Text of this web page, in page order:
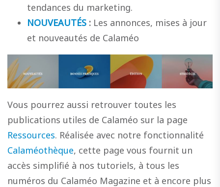
tendances du marketing.
NOUVEAUTÉS : Les annonces, mises à jour
et nouveautés de Calaméo
Vous pourrez aussi retrouver toutes les
publications utiles de Calaméo sur la page
Ressources. Réalisée avec notre fonctionnalité
Calaméothèque, cette page vous fournit un
accès simplifié à nos tutoriels, à tous les
numéros du Calaméo Magazine et à encore plus